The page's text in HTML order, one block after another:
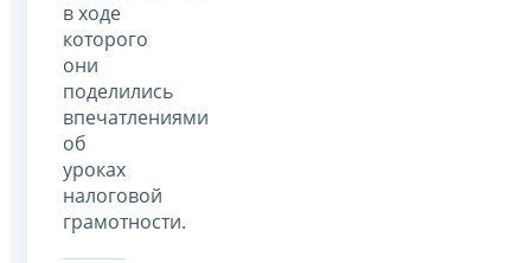
в ходе
которого
они
поделились
впечатлениями
об
уроках
налоговой
грамотности.